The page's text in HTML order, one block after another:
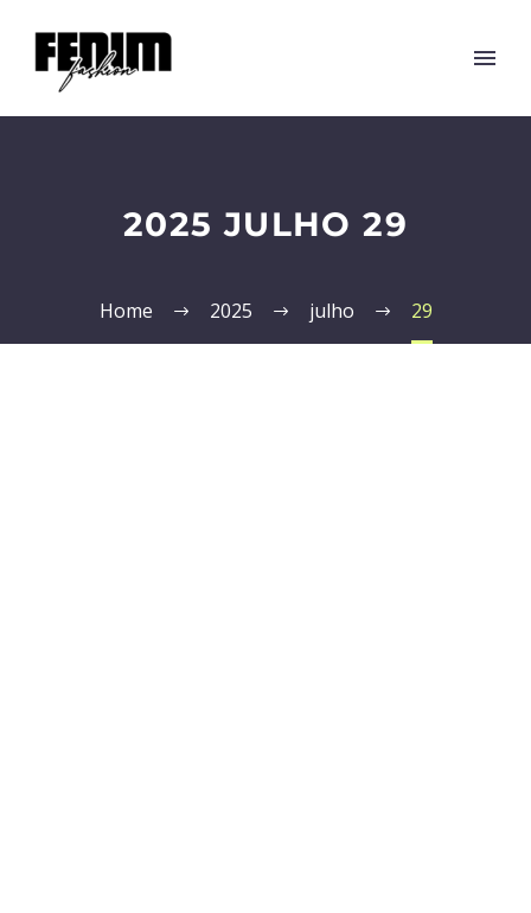
2025 JULHO 29
Home 2025 julho 29